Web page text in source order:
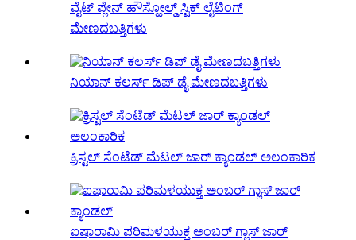
ವೈಟ್ ಪ್ಲೇನ್ ಹೌಸ್ಹೋಲ್ಡ್ ಸ್ಟಿಕ್ ಲೈಟಿಂಗ್
ಮೇಣದಬತ್ತಿಗಳು
ನಿಯಾನ್ ಕಲರ್ಸ್ ಡಿಪ್ ಡೈ ಮೇಣದಬತ್ತಿಗಳು
ಕ್ರಿಸ್ಟಲ್ ಸೆಂಟೆಡ್ ಮೆಟಲ್ ಜಾರ್ ಕ್ಯಾಂಡಲ್ ಅಲಂಕಾರಿಕ
ಐಷಾರಾಮಿ ಪರಿಮಳಯುಕ್ತ ಅಂಬರ್ ಗ್ಲಾಸ್ ಜಾರ್